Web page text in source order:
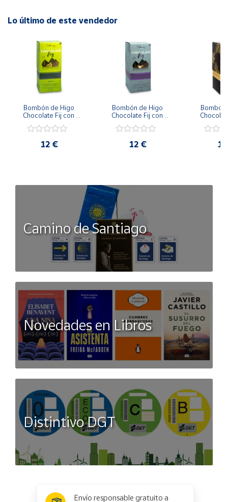
Lo último de este vendedor
Bombón de Higo
Chocolate Fij con
uds / 150 g
12 €
Bombón de Higo
Chocolate Fij con
uds / 150 g
12 €
Bombón
uds /
Camino de Santiago
Novedades en Libros
Distintivo DGT
Envío responsable gratuito a